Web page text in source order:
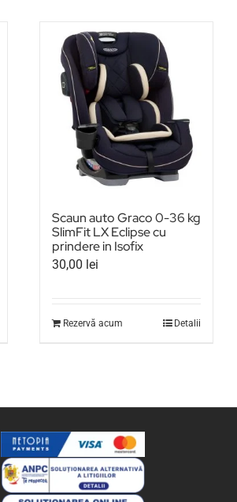
Scaun auto Graco 0-36 kg
SlimFit LX Eclipse cu
prindere in Isofix
30,00 lei
Rezervă acum Detalii